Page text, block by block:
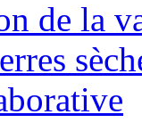
de la